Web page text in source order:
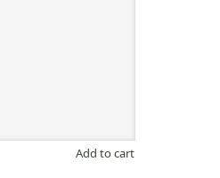
Add to cart